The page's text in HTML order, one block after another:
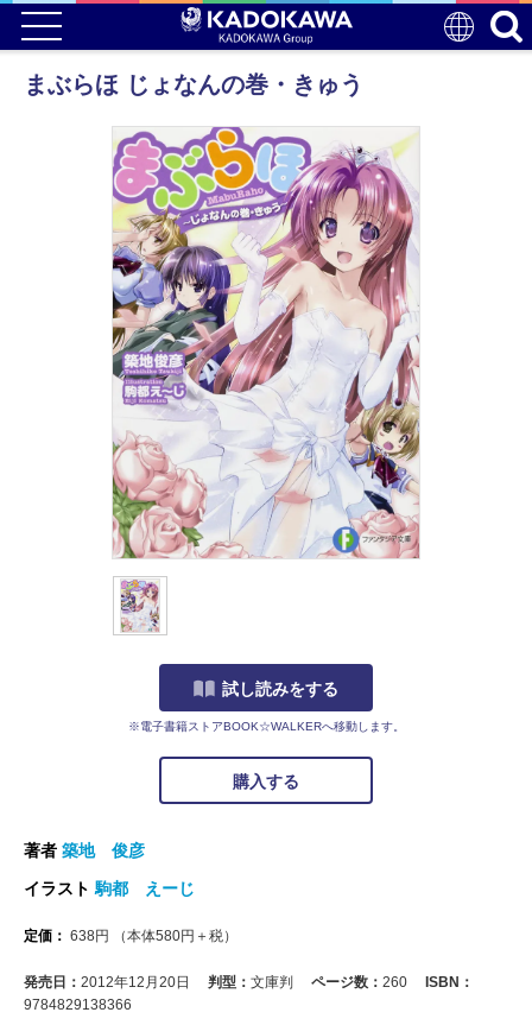
まぶらほ じょなんの巻・きゅう
試し読みをする
※電子書籍ストアBOOK☆WALKERへ移動します。
購入する
著者 築地 俊彦
イラスト 駒都 えーじ
定価： 638円 （本体580円＋税）
発売日： 2012年12月20日 判型： 文庫判 ページ数： 260
ISBN：
9784829138366